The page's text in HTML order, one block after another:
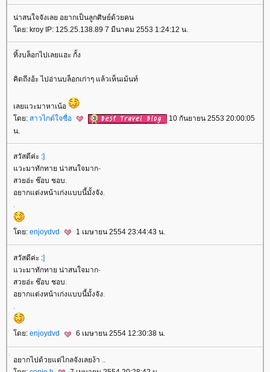
น่าสนใจจังเลย อยากเป็นลูกศิษย์ด้วยคน
ดย: kroy IP: 125.25.138.89 7 มีนาคม 2553 1:24:12 น.
ทิ้งบล็อกไปเลยแฮะ กั้ง
คิดถึงอ้ะ ไปอ่านบล็อกเก่าๆ แล้วเห็นเม้นท์
เลยแวะมาหาเน้อ
ดย: สาวไกด์ใจซื่อ
10 กันยายน 2553 20:00:05
น.
สวัสดีค่ะ :]
วะมาทักทาย น่าสนใจมาก-
สวยอ่ะ ช๊อบ ชอบ.
อยากแต่งหน้าเก่งแบบนี้มั้งจัง.
.
ดย: enjoydvd 1 เมษายน 2554 23:44:43 น.
สวัสดีค่ะ :]
วะมาทักทาย น่าสนใจมาก-
สวยอ่ะ ช๊อบ ชอบ.
อยากแต่งหน้าเก่งแบบนี้มั้งจัง.
.
ดย: enjoydvd 6 เมษายน 2554 12:30:38 น.
อยากไปด้วยแต่ไกลจังเลยง้า